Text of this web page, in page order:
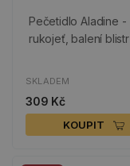
Pečetidlo Aladine -
rukojeť, balení blistr
SKLADEM
309 Kč
KOUPIT